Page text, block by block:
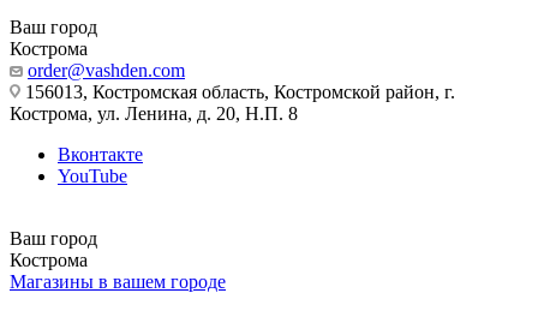
Ваш город
Кострома
order@vashden.com
156013, Костромская область, Костромской район, г.
Кострома, ул. Ленина, д. 20, Н.П. 8
Вконтакте
YouTube
Ваш город
Кострома
Магазины в вашем городе